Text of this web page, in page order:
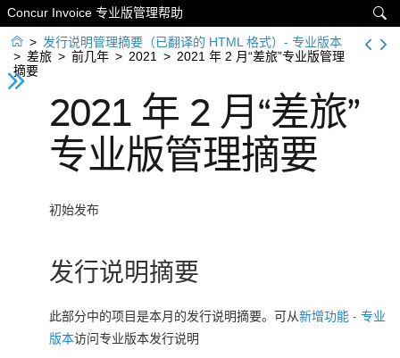

Concur Invoice 专业版管理帮助
 > 发行说明管理摘要（已翻译的 HTML 格式）- 专业版本
> 差旅 > 前几年 > 2021 > 2021 年 2 月“差旅”专业版管理
摘要
2021 年 2 月“差旅”
专业版管理摘要
初始发布
发行说明摘要
此部分中的项目是本月的发行说明摘要。可从新增功能 - 专业
版本访问专业版本发行说明